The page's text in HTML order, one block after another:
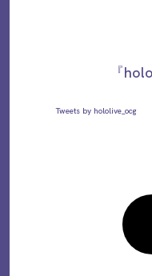
『
Tweets by hololive_ocg